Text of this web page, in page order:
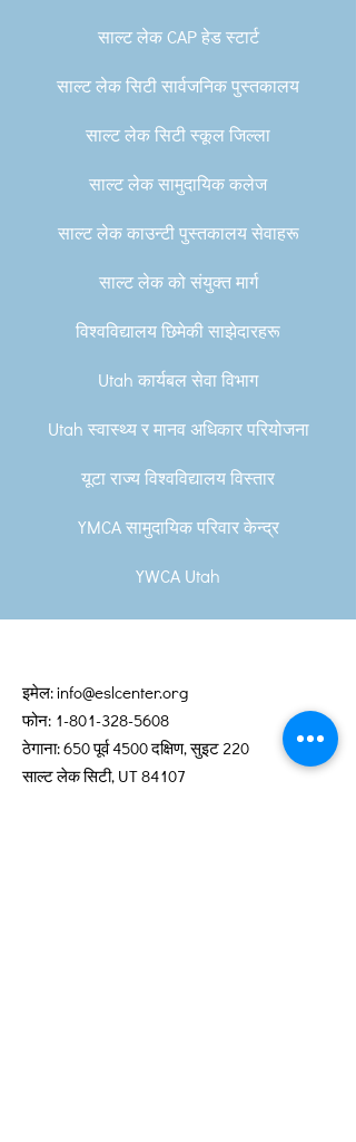
साल्ट लेक CAP हेड स्टार्ट
साल्ट लेक सिटी सार्वजनिक पुस्तकालय
साल्ट लेक सिटी स्कूल जिल्ला
साल्ट लेक सामुदायिक कलेज
साल्ट लेक काउन्टी पुस्तकालय सेवाहरू
साल्ट लेक को संयुक्त मार्ग
विश्वविद्यालय छिमेकी साझेदारहरू
Utah कार्यबल सेवा विभाग
Utah स्वास्थ्य र मानव अधिकार परियोजना
यूटा राज्य विश्वविद्यालय विस्तार
YMCA सामुदायिक परिवार केन्द्र
YWCA Utah
इमेल:info@eslcenter.org
फोन: 1-801-328-5608
ठेगाना: 650 पूर्व 4500 दक्षिण, सुइट 220
साल्ट लेक सिटी, UT 84107